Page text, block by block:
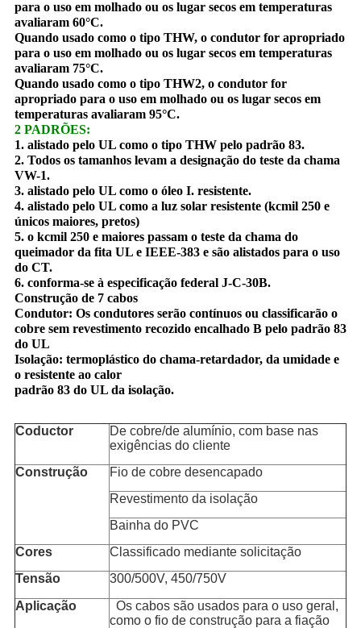
para o uso em molhado ou os lugar secos em temperaturas
avaliaram 60°C.
Quando usado como o tipo THW, o condutor for apropriado
para o uso em molhado ou os lugar secos em temperaturas
avaliaram 75°C.
Quando usado como o tipo THW2, o condutor for
apropriado para o uso em molhado ou os lugar secos em
temperaturas avaliaram 95°C.
2 PADRÕES:
1. alistado pelo UL como o tipo THW pelo padrão 83.
2. Todos os tamanhos levam a designação do teste da chama
VW-1.
3. alistado pelo UL como o óleo I. resistente.
4. alistado pelo UL como a luz solar resistente (kcmil 250 e
únicos maiores, pretos)
5. o kcmil 250 e maiores passam o teste da chama do
queimador da fita UL e IEEE-383 e são alistados para o uso
do CT.
6. conforma-se à especificação federal J-C-30B.
Construção de 7 cabos
Condutor: Os condutores serão contínuos ou classificarão o
cobre sem revestimento recozido encalhado B pelo padrão 83
do UL
Isolação: termoplástico do chama-retardador, da umidade e
o resistente ao calor
padrão 83 do UL da isolação.
Coductor
De cobre/de alumínio, com base nas
exigências do cliente
Construção
Fio de cobre desencapado
Revestimento da isolação
Bainha do PVC
Cores
Classificado mediante solicitação
Tensão
300/500V, 450/750V
Aplicação
Os cabos são usados para o uso geral,
como o fio de construção para a fiação